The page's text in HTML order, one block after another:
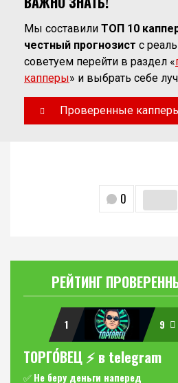
Мы составили ТОП 10
честный прогнозист с
советуем перейти в раздел «
капперы» и выбрать себе
Проверенные
0
РЕЙТИНГ
1 9
ТОРГО́ВЕЦ ⚡️ в telegram
✅Не беру деньги наперед